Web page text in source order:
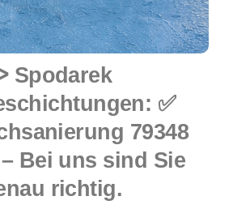
Spodarek
✅
79348
Bei uns sind Sie
richtig.